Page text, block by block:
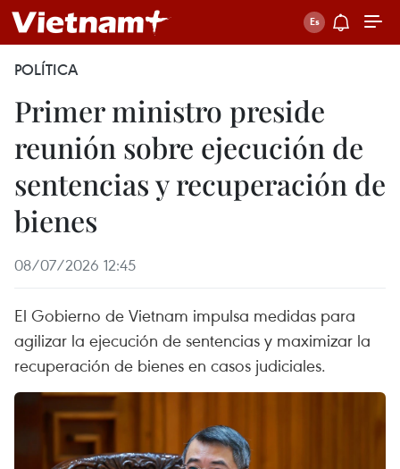
POLÍTICA
Primer ministro preside
reunión sobre ejecución de
sentencias y recuperación de
bienes
08/07/2026 12:45
El Gobierno de Vietnam impulsa medidas para
agilizar la ejecución de sentencias y maximizar la
recuperación de bienes en casos judiciales.